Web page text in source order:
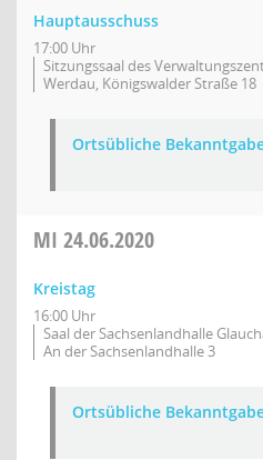
Hauptausschuss
17:00 Uhr
Sitzungssaal des
Werdau, Königswalder Straße 18
Ortsübliche
MI 24.06.2020
Kreistag
16:00 Uhr
Saal der Sachsenlandhalle
An der Sachsenlandhalle 3
Ortsübliche